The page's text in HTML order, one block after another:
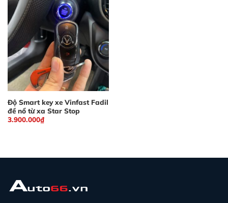
Độ Smart key xe Vinfast Fadil
đề nổ từ xa Star Stop
3.900.000₫